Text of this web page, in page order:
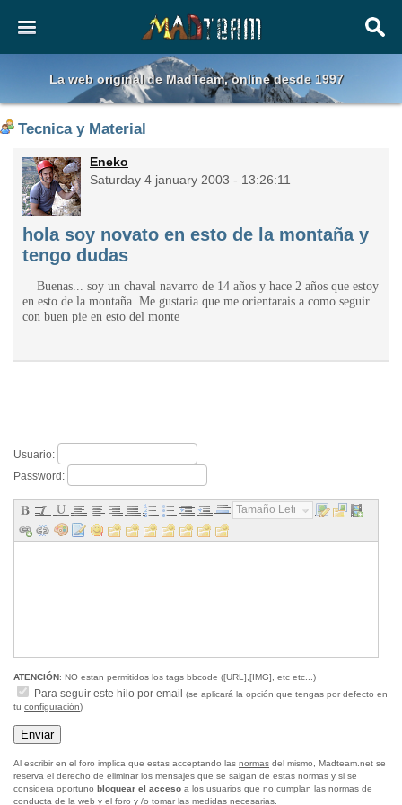
La web original de MadTeam, online desde 1997
Tecnica y Material
Eneko
Saturday 4 january 2003 - 13:26:11
hola soy novato en esto de la montaña y
tengo dudas
Buenas... soy un chaval navarro de 14 años y hace 2 años que estoy
en esto de la montaña. Me gustaria que me orientarais a como seguir
con buen pie en esto del monte
Usuario:
Password:
Tamaño Letra...
ATENCIÓN: NO estan permitidos los tags bbcode ([URL],[IMG], etc etc...)
Para seguir este hilo por email
(se aplicará la opción que tengas por defecto en
tu configuración)
Al escribir en el foro implica que estas acceptando las normas del mismo, Madteam.net se
reserva el derecho de eliminar los mensajes que se salgan de estas normas y si se
considera oportuno bloquear el acceso a los usuarios que no cumplan las normas de
conducta de la web y el foro y /o tomar las medidas necesarias.